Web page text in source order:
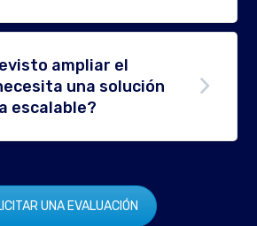
ampliar el
una solución
escalable?
UNA EVALUACIÓN